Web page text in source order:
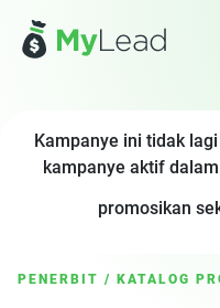
Kampanye ini tidak
kampanye aktif
promosikan
PENERBIT / KATALOG